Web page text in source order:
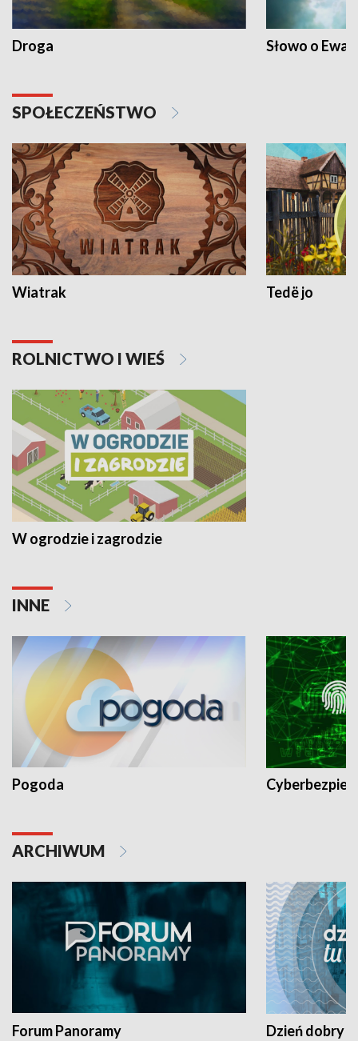
Droga Słowo o
SPOŁECZEŃSTWO
Wiatrak Tedë jo
ROLNICTWO I WIEŚ
W ogrodzie i zagrodzie
INNE
Pogoda
ARCHIWUM
Forum Panoramy Dzień dobry